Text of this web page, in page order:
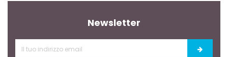
Newsletter